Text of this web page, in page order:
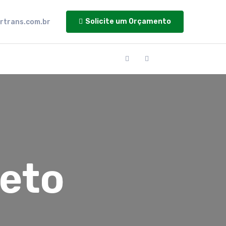
Solicite um Orçamento